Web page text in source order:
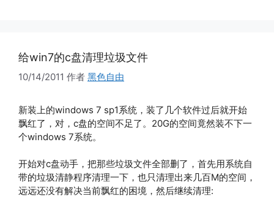
给win7的c盘清理垃圾文件
10/14/2011 作者 黑色自由
新装上的windows 7 sp1系统，装了几个软件过后就开始
飘红了，对，c盘的空间不足了。20G的空间竟然装不下一
个windows 7系统。
开始对c盘动手，把那些垃圾文件全部删了，首先用系统自
带的垃圾清静程序清理一下，也只清理出来几百M的空间，
远远还没有解决当前飘红的困境，然后继续清理: